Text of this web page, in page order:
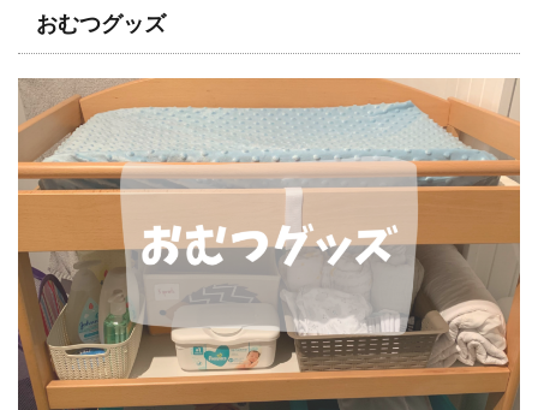
おむつグッズ